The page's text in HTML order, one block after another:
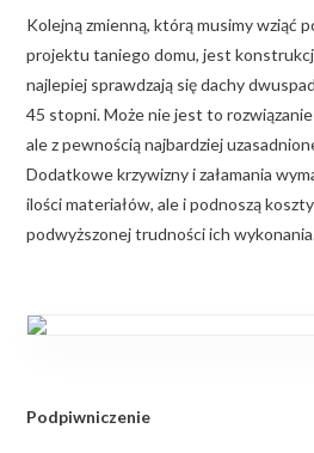
Kolejną zmienną, którą musimy wziąć
projektu taniego domu, jest
najlepiej sprawdzają się dachy
45 stopni. Może nie jest to
ale z pewnością najbardziej
Dodatkowe krzywizny i załamania
ilości materiałów, ale i podnoszą
podwyższonej trudności ich
Podpiwniczenie